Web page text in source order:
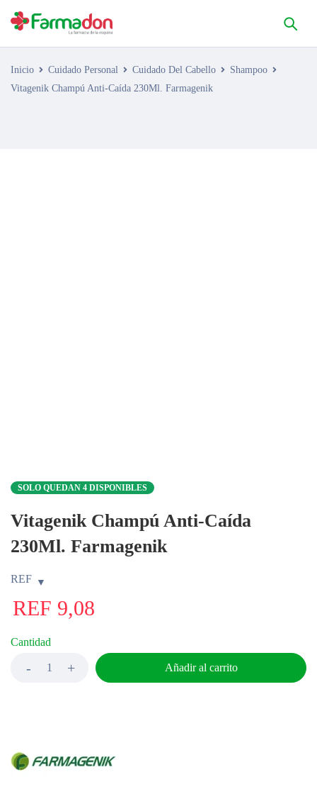
Inicio Cuidado Personal Cuidado Del Cabello
Shampoo
Vitagenik Champú Anti-Caída 230Ml. Farmagenik
SOLO QUEDAN 4 DISPONIBLES
Vitagenik Champú Anti-Caída
230Ml. Farmagenik
REF
REF 9,08
Cantidad
Añadir al carrito